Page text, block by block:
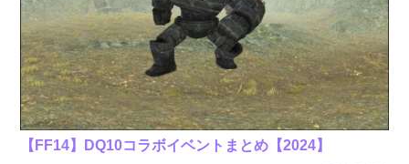
【FF14】DQ10コラボイベントまとめ【2024】